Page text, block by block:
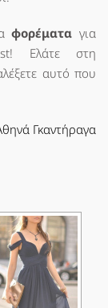
φορέματα για
Ελάτε στη
αυτό που
Γκαντήραγα